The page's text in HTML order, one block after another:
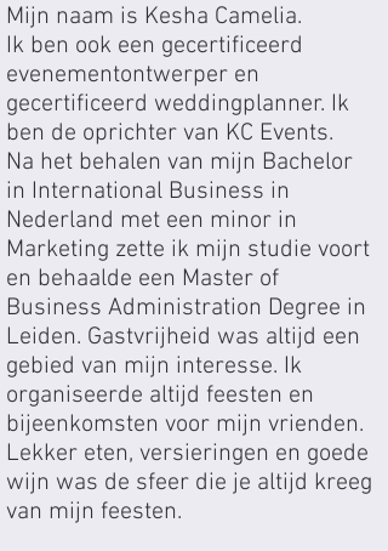
Mijn naam is Kesha Camelia.
Ik ben ook een gecertificeerd
evenementontwerper en
gecertificeerd weddingplanner. Ik
ben de oprichter van KC Events.
Na het behalen van mijn Bachelor
in International Business in
Nederland met een minor in
Marketing zette ik mijn studie voort
en behaalde een Master of
Business Administration Degree in
Leiden. Gastvrijheid was altijd een
gebied van mijn interesse. Ik
organiseerde altijd feesten en
bijeenkomsten voor mijn vrienden.
Lekker eten, versieringen en goede
wijn was de sfeer die je altijd kreeg
van mijn feesten.